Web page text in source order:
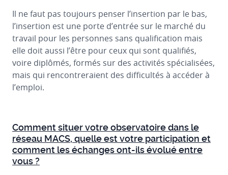
Il ne faut pas toujours penser l’insertion par le bas,
l’insertion est une porte d’entrée sur le marché du
travail pour les personnes sans qualification mais
elle doit aussi l’être pour ceux qui sont qualifiés,
voire diplômés, formés sur des activités spécialisées,
mais qui rencontreraient des difficultés à accéder à
l’emploi.
Comment situer votre observatoiredans le
réseau MACS, quelle est votre participation et
comment les échanges ont-ils évolué entre
vous ?